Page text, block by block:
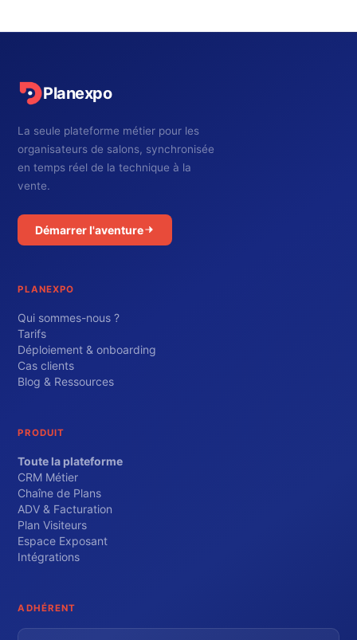
Planexpo
La seule plateforme métier pour les
organisateurs de salons, synchronisée
en temps réel de la technique à la
vente.
Démarrer l'aventure
PLANEXPO
Qui sommes-nous ?
Tarifs
Déploiement & onboarding
Cas clients
Blog & Ressources
PRODUIT
Toute la plateforme
CRM Métier
Chaîne de Plans
ADV & Facturation
Plan Visiteurs
Espace Exposant
Intégrations
ADHÉRENT